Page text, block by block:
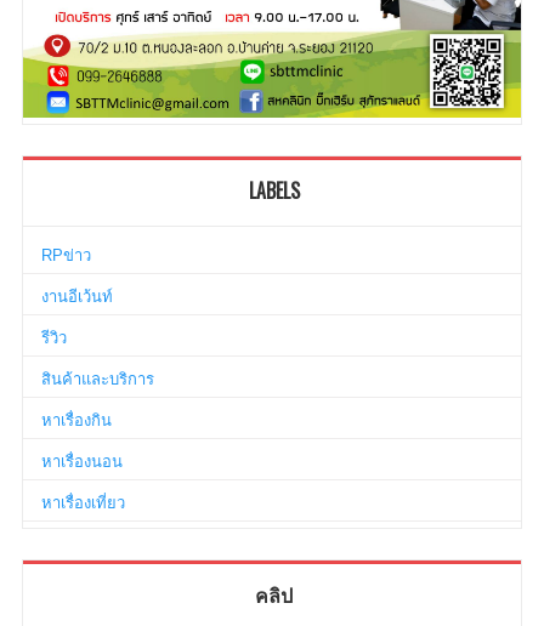
LABELS
RPข่าว
งานอีเว้นท์
รีวิว
สินค้าและบริการ
หาเรื่องกิน
หาเรื่องนอน
หาเรื่องเที่ยว
คลิป